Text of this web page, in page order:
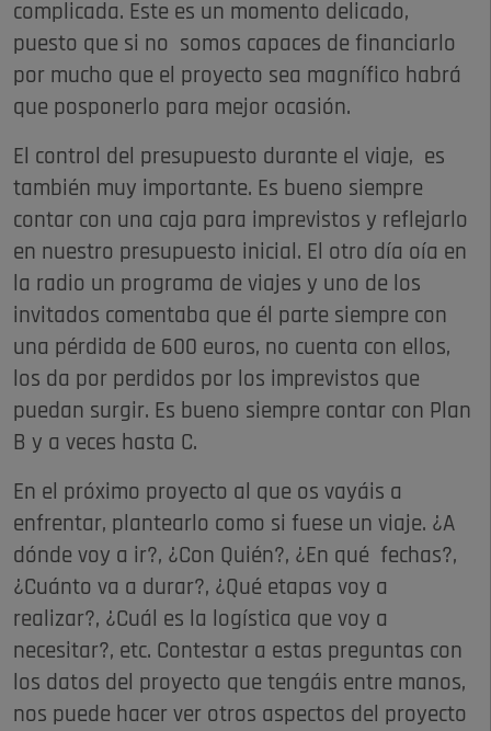
complicada. Este es un momento delicado,
puesto que si no somos capaces de financiarlo
por mucho que el proyecto sea magnífico habrá
que posponerlo para mejor ocasión.
El control del presupuesto durante el viaje, es
también muy importante. Es bueno siempre
contar con una caja para imprevistos y reflejarlo
en nuestro presupuesto inicial. El otro día oía en
la radio un programa de viajes y uno de los
invitados comentaba que él parte siempre con
una pérdida de 600 euros, no cuenta con ellos,
los da por perdidos por los imprevistos que
puedan surgir. Es bueno siempre contar con Plan
B y a veces hasta C.
En el próximo proyecto al que os vayáis a
enfrentar, plantearlo como si fuese un viaje. ¿A
dónde voy a ir?, ¿Con Quién?, ¿En qué fechas?,
¿Cuánto va a durar?, ¿Qué etapas voy a
realizar?, ¿Cuál es la logística que voy a
necesitar?, etc. Contestar a estas preguntas con
los datos del proyecto que tengáis entre manos,
nos puede hacer ver otros aspectos del proyecto